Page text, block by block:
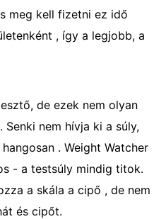
meg kell fizetni ez idő
, így a legjobb, a
de ezek nem olyan
nem hívja ki a súly,
. Weight Watcher
- a testsúly mindig titok.
a skála a cipő , de nem
és cipőt.